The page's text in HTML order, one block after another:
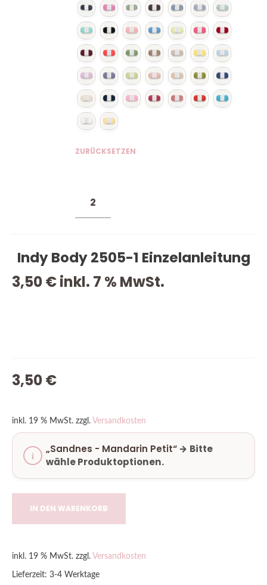
ZURÜCKSETZEN
Indy Body 2505-1 Einzelanleitung
3,50€inkl. 7 % MwSt.
3,50€
inkl. 19 % MwSt. zzgl. Versandkosten
„Sandnes - Mandarin Petit“ → Bitte
wähle Produktoptionen.
IN DEN WARENKORB
inkl. 19 % MwSt. zzgl. Versandkosten
Lieferzeit: 3-4 Werktage